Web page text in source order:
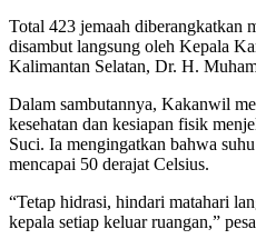
Total 423 jemaah diberangkatkan
disambut langsung oleh Kepala
Kalimantan Selatan, Dr. H.
Dalam sambutannya, Kakanwil
kesehatan dan kesiapan fisik
Suci. Ia mengingatkan bahwa
mencapai 50 derajat Celsius.
“Tetap hidrasi, hindari matahari
kepala setiap keluar ruangan,”